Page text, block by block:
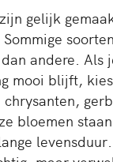
gelijk
andere. Als
mooi blijft,
bloemen